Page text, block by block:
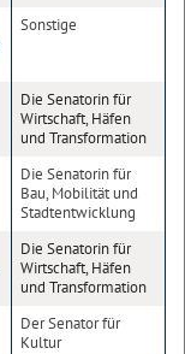
Sonstige
Die Senatorin für
Wirtschaft, Häfen
und Transformation
Die Senatorin für
Bau, Mobilität und
Stadtentwicklung
Die Senatorin für
Wirtschaft, Häfen
und Transformation
Der Senator für
Kultur